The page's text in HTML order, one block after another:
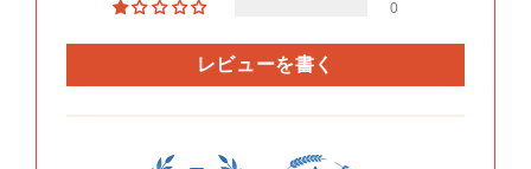
0
レビューを書く